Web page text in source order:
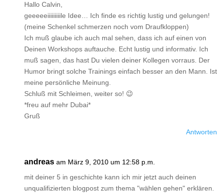
Hallo Calvin,
geeeeeiiiiiiiiile Idee… Ich finde es richtig lustig und gelungen!
(meine Schenkel schmerzen noch vom Draufkloppen)
Ich muß glaube ich auch mal sehen, dass ich auf einen von
Deinen Workshops auftauche. Echt lustig und informativ. Ich
muß sagen, das hast Du vielen deiner Kollegen vorraus. Der
Humor bringt solche Trainings einfach besser an den Mann. Ist
meine persönliche Meinung.
Schluß mit Schleimen, weiter so! 😉
*freu auf mehr Dubai*
Gruß
Antworten
andreas am März 9, 2010 um 12:58 p.m.
mit deiner 5 in geschichte kann ich mir jetzt auch deinen
unqualifizierten blogpost zum thema "wählen gehen" erklären.